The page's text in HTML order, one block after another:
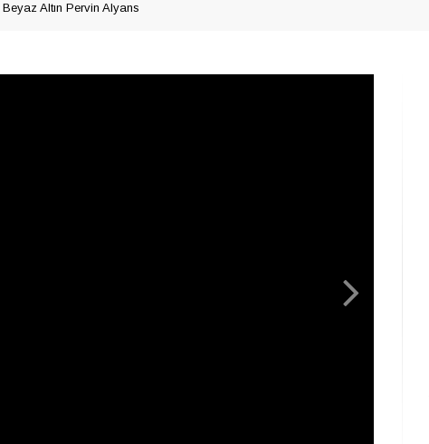
Beyaz Altın Pervin Alyans